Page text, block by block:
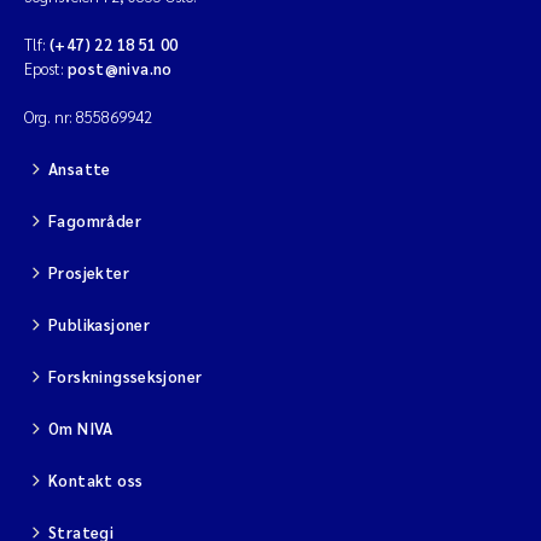
Diya Chakravorty
Leah Amber Jackson-Blake
Cathrine Brecke Gundersen
Marc Anglès d'Auriac
Jonas Persson
Tlf: (+47) 22 18 51 00
Epost: post@niva.no
Org. nr: 855869942
Ansatte
Fagområder
Prosjekter
Publikasjoner
Forskningsseksjoner
Om NIVA
Kontakt oss
Strategi